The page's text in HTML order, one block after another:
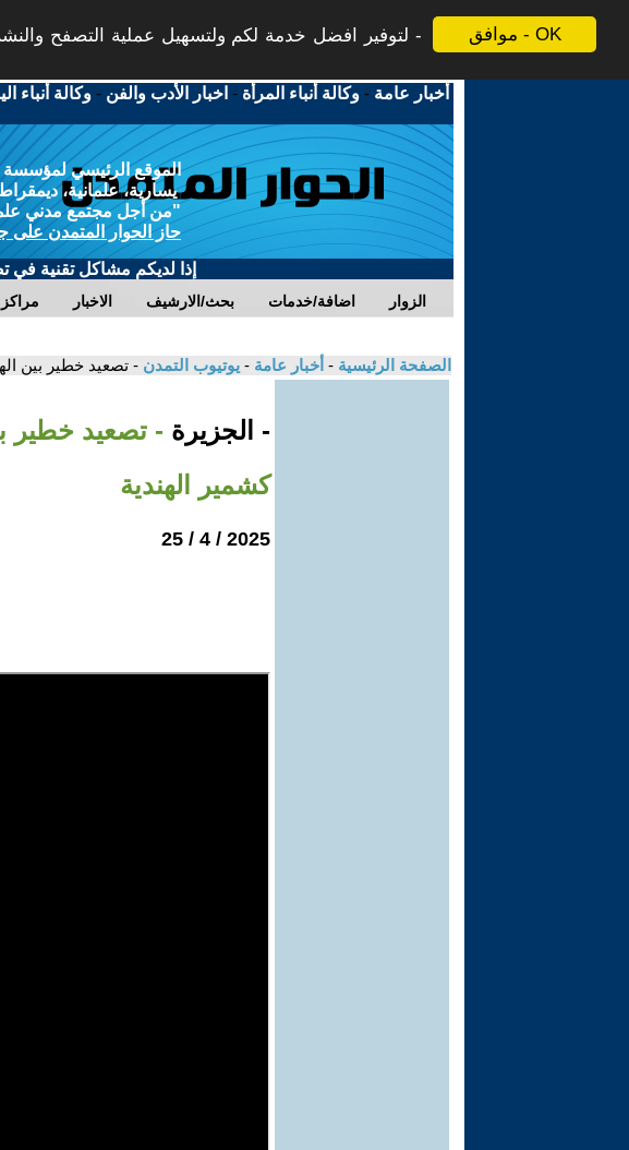
موافق - OK
لتوفير افضل خدمة لكم ولتسهيل عملية التصفح
أخبار عامة -وكالة أنباء المرأة - اخبار الأدب والفن -وكالة أنباء
الموقع الرئيسي لمؤسسة
يسارية، علمانية،
"من أجل مجتمع مدني
حاز الحوار المتمدن على
إذا لديكم مشاكل تقنية في
مراكز الاخبار بحث/الارشيف اضافة/خدمات الزوار
الصفحة الرئيسية - أخبار عامة - يوتيوب التمدن - تصعيد خطير بين
- الجزيرة - تصعيد خطير
كشمير الهندية
2025 / 4 / 25